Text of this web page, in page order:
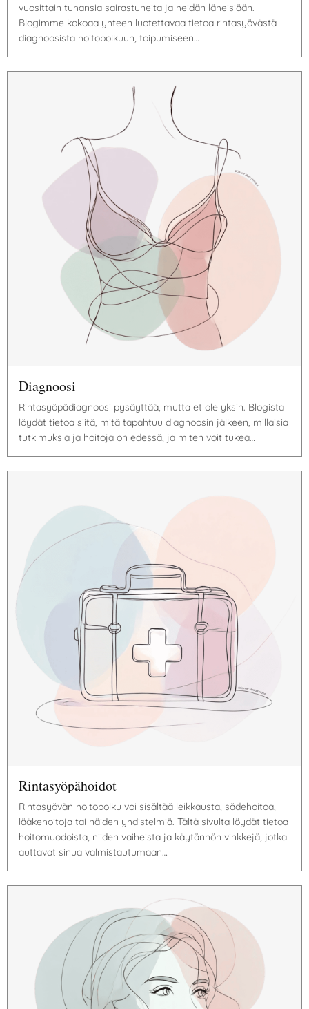
vuosittain tuhansia sairastuneita ja heidän läheisiään.
Blogimme kokoaa yhteen luotettavaa tietoa rintasyövästä
diagnoosista hoitopolkuun, toipumiseen…
Diagnoosi
Rintasyöpädiagnoosi pysäyttää, mutta et ole yksin. Blogista
löydät tietoa siitä, mitä tapahtuu diagnoosin jälkeen, millaisia
tutkimuksia ja hoitoja on edessä, ja miten voit tukea…
Rintasyöpähoidot
Rintasyövän hoitopolku voi sisältää leikkausta, sädehoitoa,
lääkehoitoja tai näiden yhdistelmiä. Tältä sivulta löydät tietoa
hoitomuodoista, niiden vaiheista ja käytännön vinkkejä, jotka
auttavat sinua valmistautumaan…